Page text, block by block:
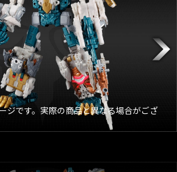
ジです。実際の商品と異なる場合がござ